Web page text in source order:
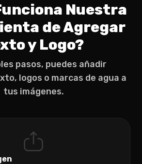
Nuestra
de Agregar
y Logo?
pasos, puedes añadir
logos o marcas de agua a
tus imágenes.